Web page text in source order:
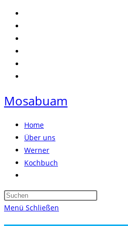
Zum
Inhalt
springen
Mosabuam
Home
Über uns
Werner
Kochbuch
umschalten
Press
Menü Schließen